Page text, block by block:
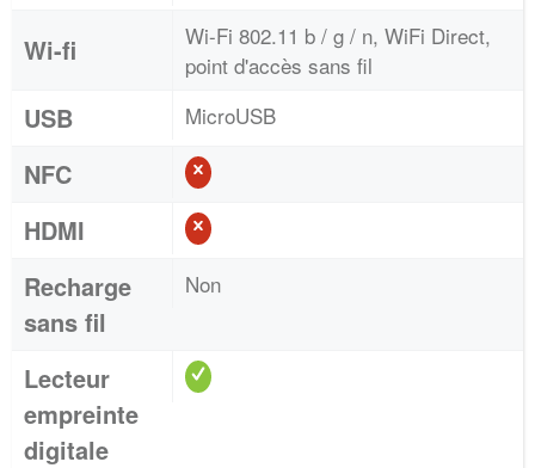
Wi-fi
Wi-Fi 802.11 b / g / n, WiFi Direct,
point d'accès sans fil
USB MicroUSB
NFC
HDMI
Recharge
sans fil
Non
Lecteur
empreinte
digitale